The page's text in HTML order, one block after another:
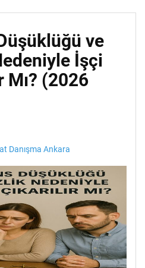
ve
İşçi
Mı? (2026
Danışma Ankara